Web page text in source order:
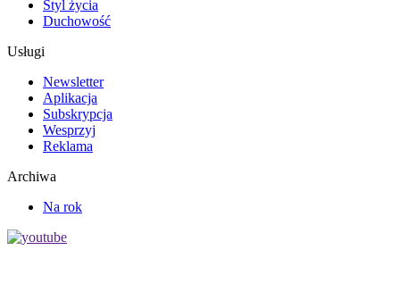
Styl życia
Duchowość
Usługi
Newsletter
Aplikacja
Subskrypcja
Wesprzyj
Reklama
Archiwa
Na rok